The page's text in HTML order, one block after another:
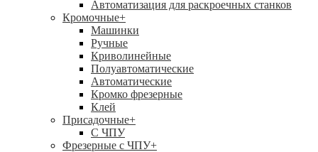
Автоматизация для раскроечных станков
Кромочные+
Машинки
Ручные
Криволинейные
Полуавтоматические
Автоматические
Кромко фрезерные
Клей
Присадочные+
С ЧПУ
Фрезерные с ЧПУ+